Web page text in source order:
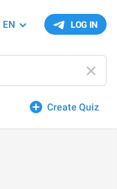
LOG IN
EN
Create Quiz